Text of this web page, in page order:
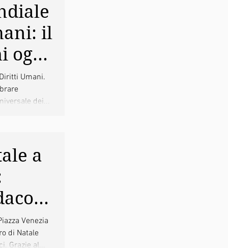
il
ogni
per
Umani.
dei...
a
Venezia
di Natale
Grazie al...